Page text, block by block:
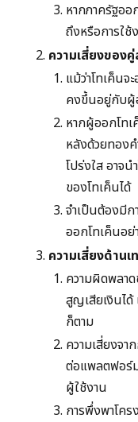
หากภาครัฐออ
ถึงหรือการใช้
ความเสี่ยงขอ
แม้ว่าโทเค็น
คงขึ้นอยู่กับผู้
หากผู้ออกโท
หลังด้วยทอง
โปร่งใส อาจน
ของโทเค็นได้
จำเป็นต้องมีก
ออกโทเค็นอย่
ความเสี่ยงด้าน
ความผิดพลา
สูญเสียเงินได้
ก็ตาม
ความเสี่ยงจา
ต่อแพลตฟอร์
ผู้ใช้งาน
การพึ่งพาโค